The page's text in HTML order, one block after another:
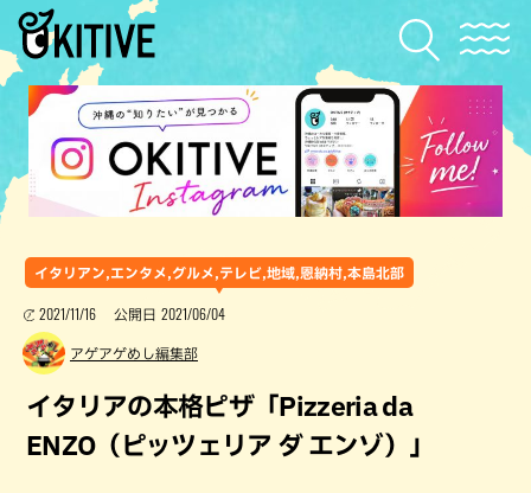
イタリアン,エンタメ,グルメ,テレビ,地域,恩納村,本島北部
2021/11/16 公開日 2021/06/04
アゲアゲめし編集部
イタリアの本格ピザ「Pizzeria da
ENZO（ピッツェリア ダ エンゾ）」